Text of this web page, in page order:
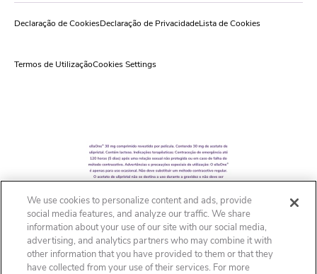
Declaração de CookiesDeclaração de PrivacidadeLista de Cookies
Termos de UtilizaçãoCookies Settings
We use cookies to personalize content and ads, provide
social media features, and analyze our traffic. We share
information about your use of our site with our social media,
advertising, and analytics partners who may combine it with
other information that you have provided to them or that they
have collected from your use of their services. For more